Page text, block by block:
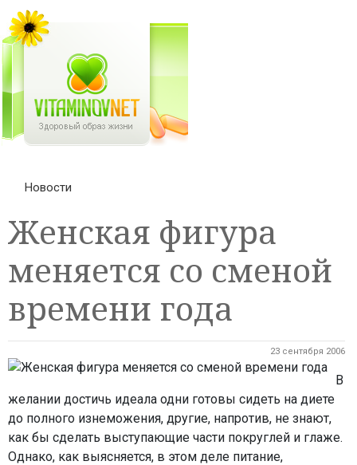
Новости
Женская фигура
меняется со сменой
времени года
23 сентября 2006
В
желании достичь идеала одни готовы сидеть на диете
до полного изнеможения, другие, напротив, не знают,
как бы сделать выступающие части покруглей и глаже.
Однако, как выясняется, в этом деле питание,